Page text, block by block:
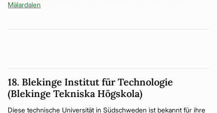
Mälardalen
18. Blekinge Institut für Technologie
(Blekinge Tekniska Högskola)
Diese technische Universität in Südschweden ist bekannt für ihre